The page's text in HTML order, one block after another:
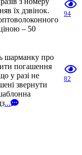
їх дзвінок.
– 50
94
шарманку про
погашення
у разі не
звернути
...
82